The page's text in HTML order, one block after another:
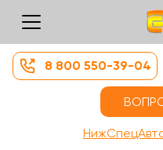
8 800 550-39-04